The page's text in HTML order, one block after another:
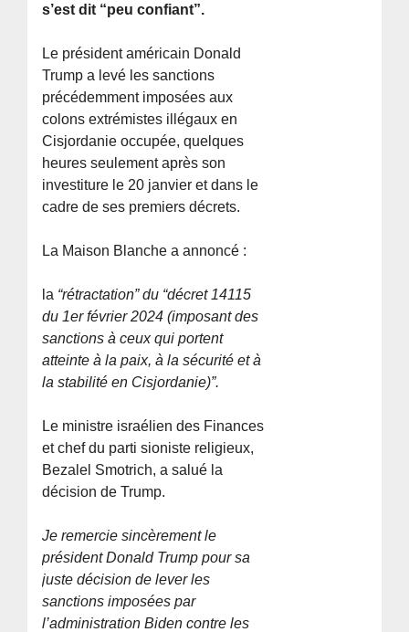
s’est dit “peu confiant”.
Le président américain Donald
Trump a levé les sanctions
précédemment imposées aux
colons extrémistes illégaux en
Cisjordanie occupée, quelques
heures seulement après son
investiture le 20 janvier et dans le
cadre de ses premiers décrets.
La Maison Blanche a annoncé :
la “rétractation” du “décret 14115
du 1er février 2024 (imposant des
sanctions à ceux qui portent
atteinte à la paix, à la sécurité et à
la stabilité en Cisjordanie)”.
Le ministre israélien des Finances
et chef du parti sioniste religieux,
Bezalel Smotrich, a salué la
décision de Trump.
Je remercie sincèrement le
président Donald Trump pour sa
juste décision de lever les
sanctions imposées par
l’administration Biden contre les